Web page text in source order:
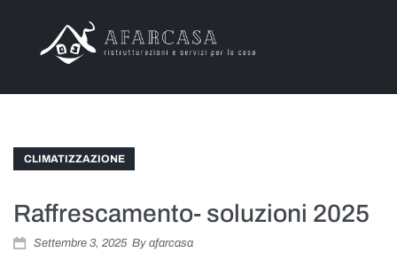
CLIMATIZZAZIONE
Raffrescamento- soluzioni 2025
Settembre 3, 2025 By afarcasa